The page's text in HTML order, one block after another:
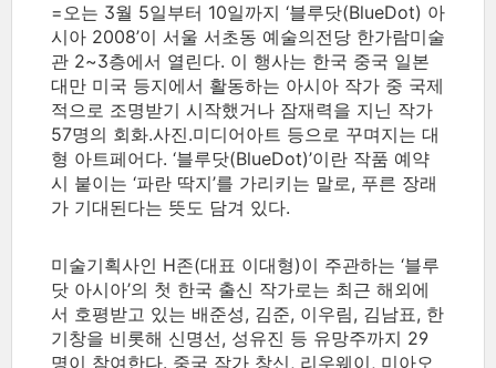
=오는 3월 5일부터 10일까지 ‘블루닷(BlueDot) 아
시아 2008’이 서울 서초동 예술의전당 한가람미술
관 2~3층에서 열린다. 이 행사는 한국 중국 일본
대만 미국 등지에서 활동하는 아시아 작가 중 국제
적으로 조명받기 시작했거나 잠재력을 지닌 작가
57명의 회화.사진.미디어아트 등으로 꾸며지는 대
형 아트페어다. ‘블루닷(BlueDot)’이란 작품 예약
시 붙이는 ‘파란 딱지’를 가리키는 말로, 푸른 장래
가 기대된다는 뜻도 담겨 있다.
미술기획사인 H존(대표 이대형)이 주관하는 ‘블루
닷 아시아’의 첫 한국 출신 작가로는 최근 해외에
서 호평받고 있는 배준성, 김준, 이우림, 김남표, 한
기창을 비롯해 신명선, 성유진 등 유망주까지 29
명이 참여한다. 중국 작가 창신, 리우웨이, 미아오